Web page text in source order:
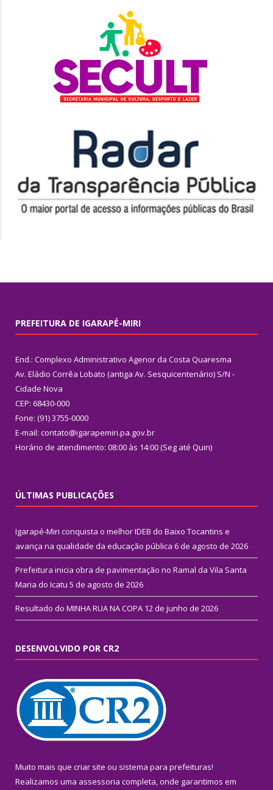
PREFEITURA DE IGARAPÉ-MIRI
End.: Complexo Administrativo Agenor da Costa Quaresma
Av. Eládio Corrêa Lobato (antiga Av. Sesquicentenário) S/N -
Cidade Nova
CEP: 68430-000
Fone: (91) 3755-0000
E-mail: contato@igarapemiri.pa.gov.br
Horário de atendimento: 08:00 às 14:00 (Seg até Quin)
ÚLTIMAS PUBLICAÇÕES
Igarapé-Miri conquista o melhor IDEB do Baixo Tocantins e
avança na qualidade da educação pública 6 de agosto de 2026
Prefeitura inicia obra de pavimentação no Ramal da Vila Santa
Maria do Icatu 5 de agosto de 2026
Resultado do MINHA RUA NA COPA 12 de junho de 2026
DESENVOLVIDO POR CR2
Muito mais que criar site ou sistema para prefeituras!
Realizamos uma assessoria completa, onde garantimos em